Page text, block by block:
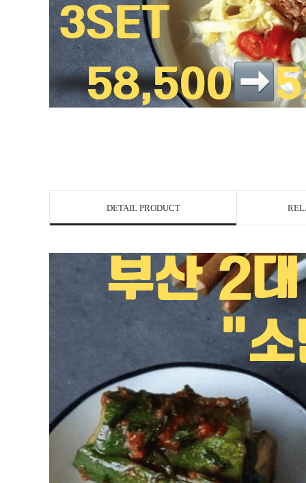
DETAIL PRODUCT